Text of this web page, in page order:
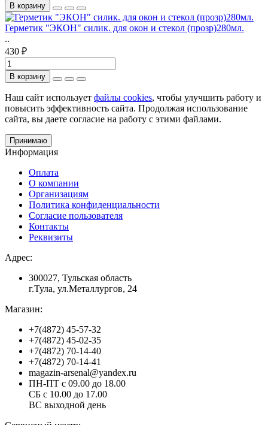
В корзину
Герметик "ЭКОН" силик. для окон и стекол (прозр)280мл.
..
430 ₽
В корзину
Наш сайт использует файлы cookies, чтобы улучшить работу и
повысить эффективность сайта. Продолжая использование
сайта, вы даете согласие на работу с этими файлами.
Принимаю
Информация
Оплата
О компании
Организациям
Политика конфиденциальности
Согласие пользователя
Контакты
Реквизиты
Адрес:
300027, Тульская область
г.Тула, ул.Металлургов, 24
Магазин:
+7(4872) 45-57-32
+7(4872) 45-02-35
+7(4872) 70-14-40
+7(4872) 70-14-41
magazin-arsenal@yandex.ru
ПН-ПТ с 09.00 до 18.00
СБ с 10.00 до 17.00
ВС выходной день